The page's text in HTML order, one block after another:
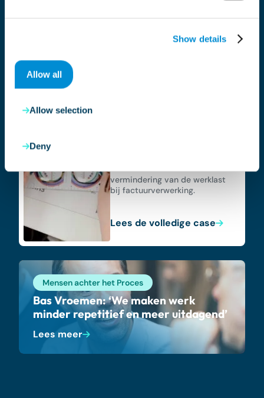
Show details
Allow all
Allow selection
Deny
vermindering van de werklast
bij factuurverwerking.
Lees de volledige case
Mensen achter het Proces
Bas Vroemen: ‘We maken werk
minder repetitief en meer uitdagend’
Lees meer